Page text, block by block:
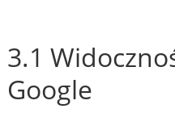
3.1
Google